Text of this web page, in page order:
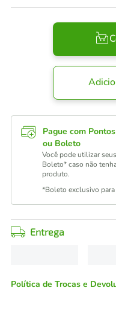
Pague com
ou Boleto
Você pode utilizar
Boleto* caso não
produto.
*Boleto exclusivo para
Entrega
Política de Trocas e